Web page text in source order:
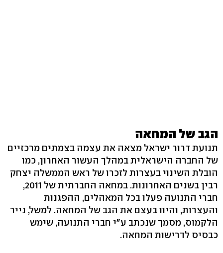
הגב של המחאה
תנועת דרור ישראל מצאה את עצמה בצמתים מרכזיים
של החברה הישראלית במהלך העשור האחרון, כמו
הובלת השינוי בעצרות לזכרו של ראש הממשלה יצחק
רבין בשנים האחרונות. במחאה החברתית של 2011,
חברי התנועה פעלו בכל המאהלים, ההפגנות
והעצרות, והיוו בעצם את הגב של המחאה. למשל, נייר
הלקמוס, מסמך שנכתב ע"י חברי התנועה, שימש
כבסיס לדרישות המחאה.